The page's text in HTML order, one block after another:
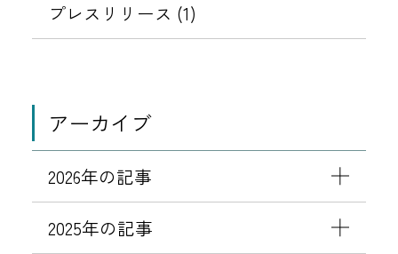
プレスリリース (1)
アーカイブ
2026年の記事
2025年の記事